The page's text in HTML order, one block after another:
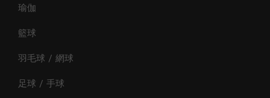
瑜伽
籃球
羽毛球 / 網球
足球 / 手球